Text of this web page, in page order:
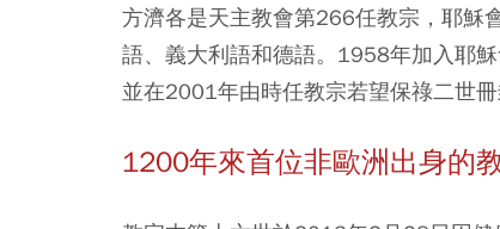
方濟各是天主教會第266任教宗，耶穌
語、義大利語和德語。1958年加入耶
並在2001年由時任教宗若望保祿二世冊
1200年來首位非歐洲出身的